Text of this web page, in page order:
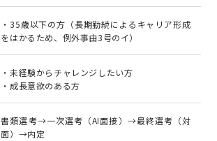
・35歳以下の方（長期勤続によるキャリア形成
をはかるため、例外事由3号のイ）
・未経験からチャレンジしたい方
・成長意欲のある方
書類選考→一次選考（AI面接）→最終選考（対
面）→内定